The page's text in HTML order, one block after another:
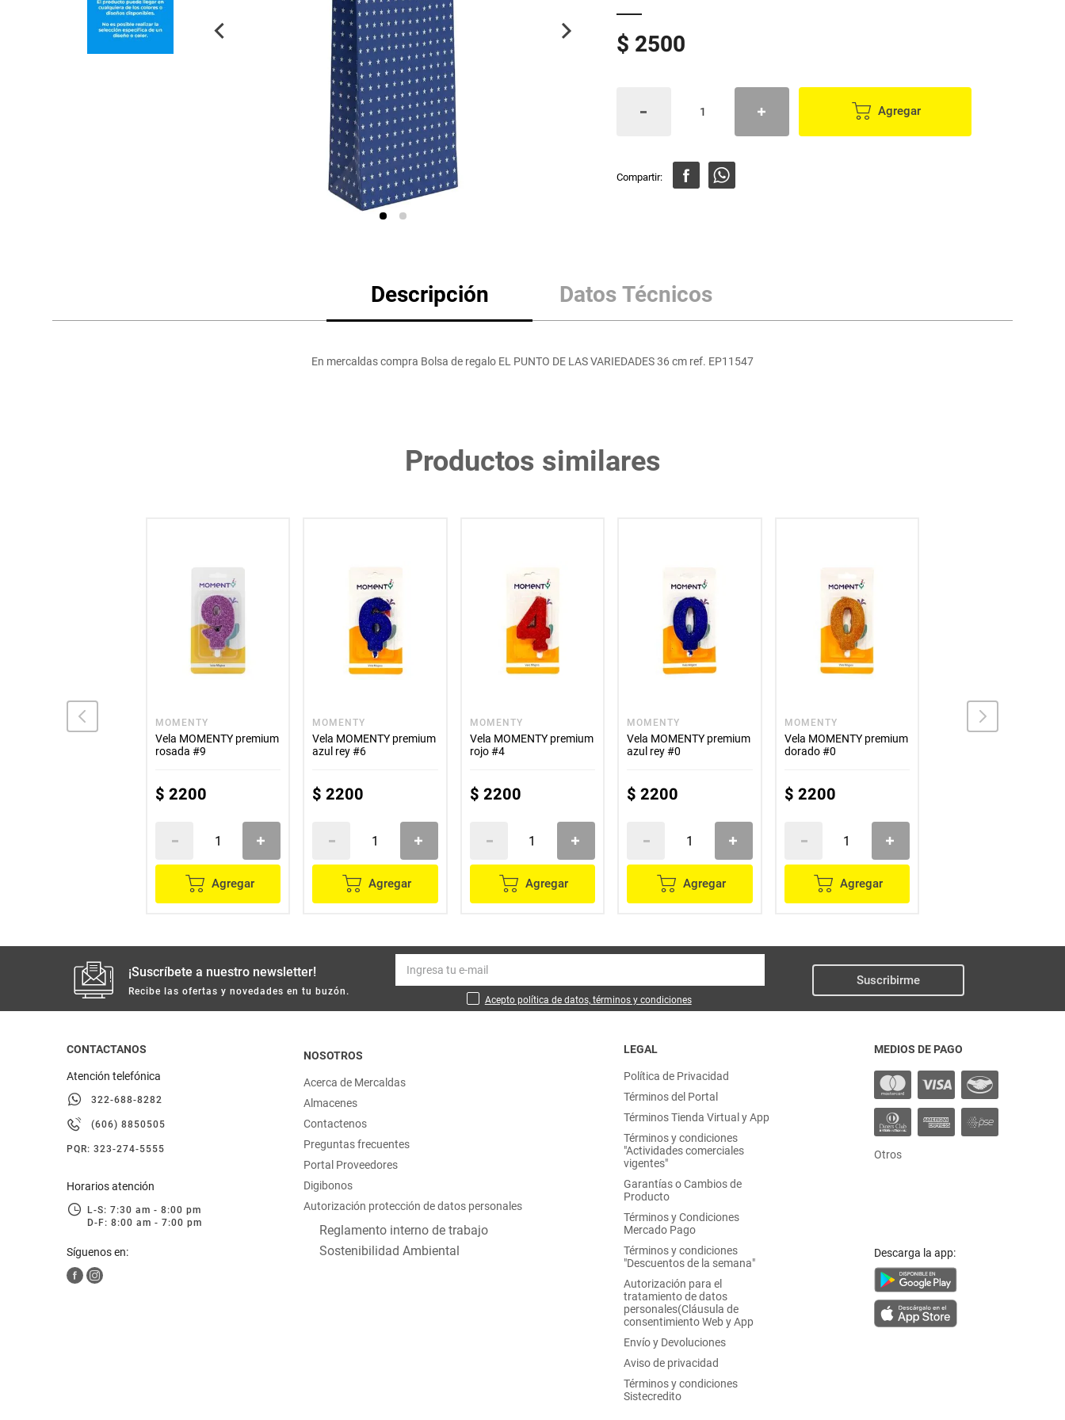
otros
$ 2500
Agregar
Descripción Datos Técnicos
En mercaldas compra Bolsa de regalo EL PUNTO DE LAS VARIEDADES 36 cm ref. EP11547
Productos similares
MOMENTY
Vela MOMENTY premium
rosada #9
$ 2200
Agregar
MOMENTY
Vela MOMENTY premium
azul rey #6
$ 2200
Agregar
MOMENTY
Vela MOMENTY premium
rojo #4
$ 2200
Agregar
MOMENTY
Vela MOMENTY premium
azul rey #0
$ 2200
Agregar
MOMENTY
Vela MOMENTY premium
dorado #0
$ 2200
Agregar
MOMENTY
¡Suscríbete a nuestro newsletter!
Recibe las ofertas y novedades en tu buzón.
Acepto política de datos, términos y condiciones
Suscribirme
CONTACTANOS
Atención telefónica
322-688-8282
(606) 8850505
PQR: 323-274-5555
Horarios atención
L-S: 7:30 am - 8:00 pm
D-F: 8:00 am - 7:00 pm
Síguenos en:
NOSOTROS
Acerca de Mercaldas
Almacenes
Contactenos
Preguntas frecuentes
Portal Proveedores
Digibonos
Autorización protección de datos personales
Reglamento interno de trabajo
Sostenibilidad Ambiental
LEGAL
Política de Privacidad
Términos del Portal
Términos Tienda Virtual y App
Términos y condiciones
"Actividades comerciales
vigentes"
Garantías o Cambios de
Producto
Términos y Condiciones
Mercado Pago
Términos y condiciones
"Descuentos de la semana"
Autorización para el
tratamiento de datos
personales(Cláusula de
consentimiento Web y App
Envío y Devoluciones
Aviso de privacidad
Términos y condiciones
Sistecredito
MEDIOS DE PAGO
Otros
Descarga la app:
Mantequilla